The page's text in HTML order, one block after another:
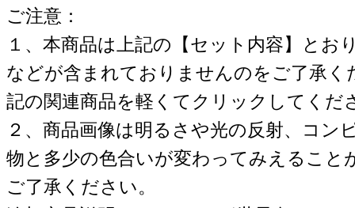
ご注意：
１、本商品は上記の【セット内容】とお
などが含まれておりませんのをご了承く
記の関連商品を軽くてクリックしてくだ
２、商品画像は明るさや光の反射、コン
物と多少の色合いが変わってみえること
ご了承ください。